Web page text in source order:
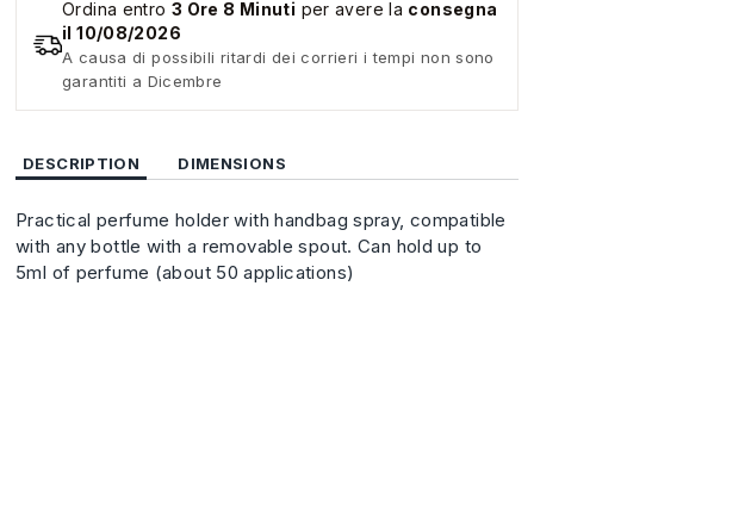
Ordina entro 3 Ore 8 Minuti per avere la consegna
il 10/08/2026
A causa di possibili ritardi dei corrieri i tempi non sono
garantiti a Dicembre
DESCRIPTION DIMENSIONS
Practical perfume holder with handbag spray, compatible
with any bottle with a removable spout. Can hold up to
5ml of perfume (about 50 applications)